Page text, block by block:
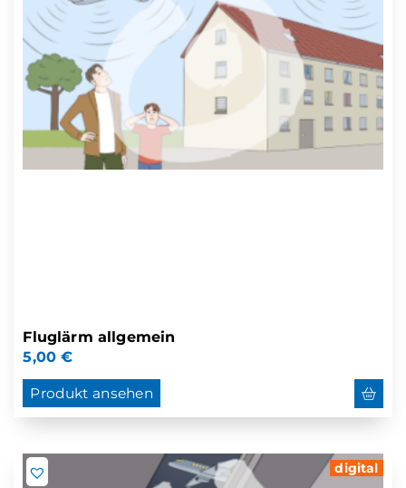
Fluglärm allgemein
5,00€
Produkt ansehen
digital